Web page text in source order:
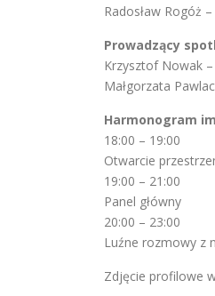
Radosław Rogóż
Prowadzący
Krzysztof Nowak
Małgorzata
Harmonogram
18:00 – 19:00
Otwarcie
19:00 – 21:00
Panel główny
20:00 – 23:00
Luźne rozmowy z
Zdjęcie profilowe